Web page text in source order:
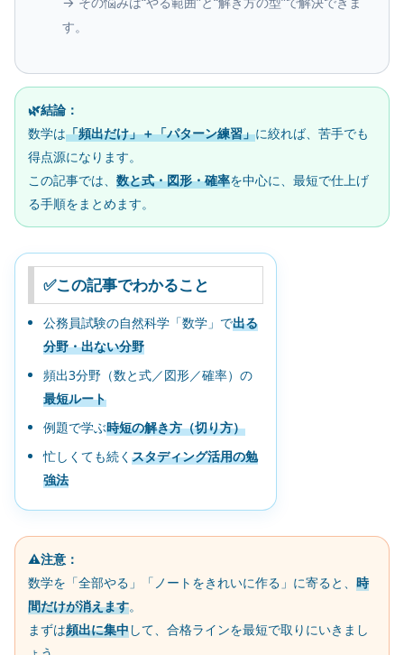
す。
🌿結論：
数学は「頻出だけ」＋「パターン練習」に絞れば、苦手でも
得点源になります。
この記事では、 数と式・図形・確率を中心に、最短で仕上げ
る手順をまとめます。
✅この記事でわかること
公務員試験の自然科学「数学」で出る
分野・出ない分野
頻出3分野（数と式／図形／確率）の
最短ルート
例題で学ぶ時短の解き方（切り方）
忙しくても続く スタディング活用の勉
強法
⚠️注意：
数学を「全部やる」「ノートをきれいに作る」に寄ると、 時
間だけが消えます。
まずは頻出に集中して、合格ラインを最短で取りにいきまし